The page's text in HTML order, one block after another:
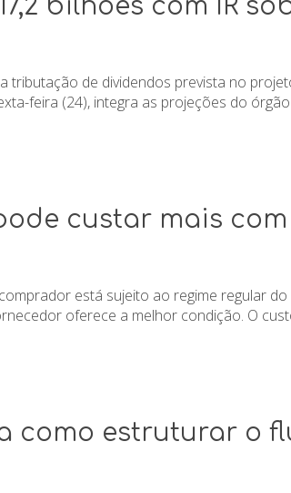
bilhões com IR
tributação de dividendos prevista no
feira (24), integra as projeções do
custar mais
está sujeito ao regime regular
oferece a melhor condição. O
como estruturar o